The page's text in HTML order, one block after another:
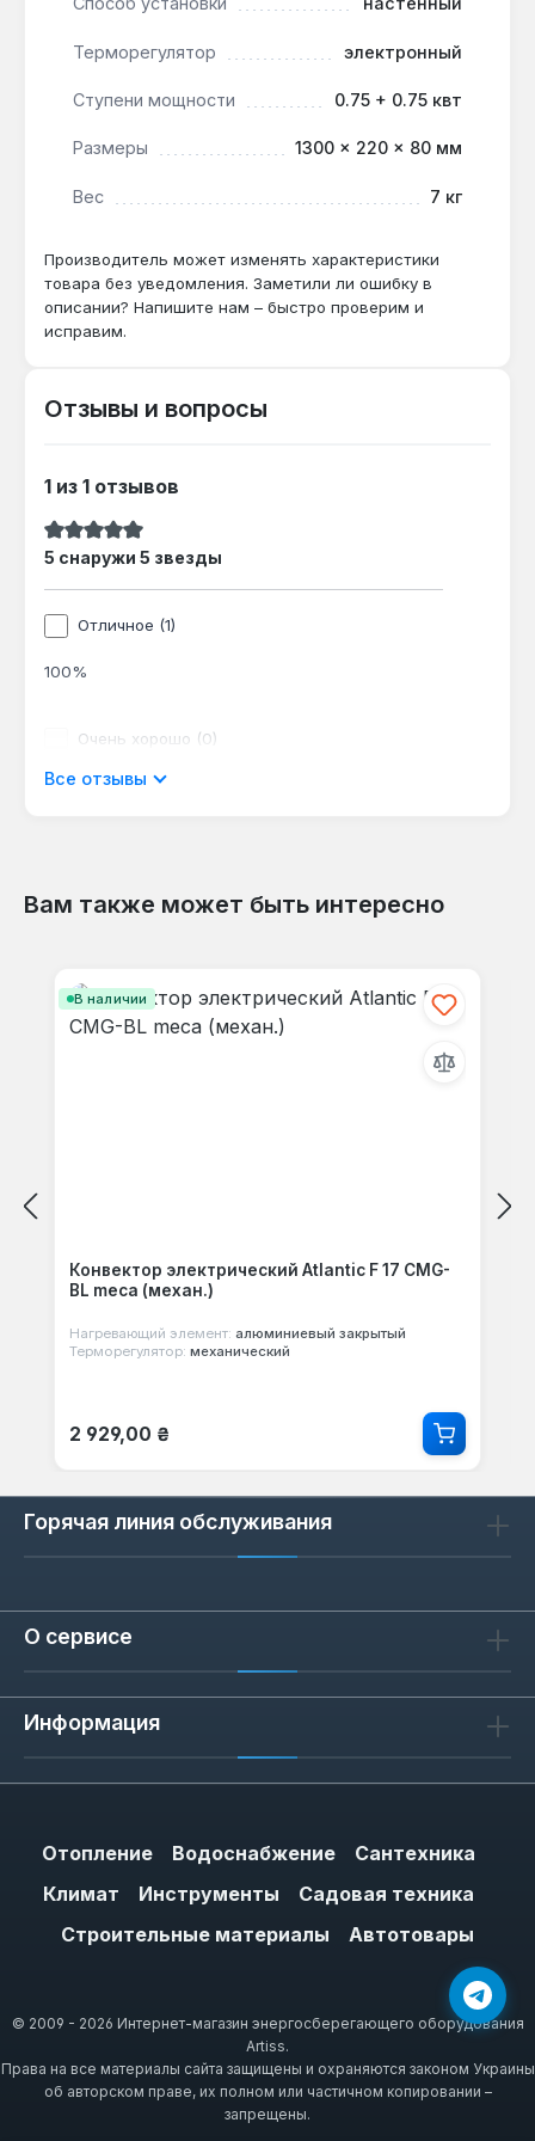
жилых комнат площадью до 15 м², а также для
гаражей. Производство — Франция. Гарантия 6
лет, доставка по Украине.
Да — мощность 1.5 кВт и площадь обогрева
15 м² рассчитаны на стандартную высоту
потолков до 2.7 м; для более высоких
ночь?
Да — II класс электрозащиты и корпус с
температурой до 60 °C позволяют
Терморегулятор электронный
Ступени мощности 0.75 + 0.75 квт
Размеры 1300 × 220 × 80 мм
Вес 7 кг
Производитель может изменять характеристики
товара без уведомления. Заметили ли ошибку в
описании? Напишите нам – быстро проверим и
исправим.
Отзывы и вопросы
1 из 1 отзывов
Средний рейтинг 5 из 5 звезд
5 снаружи 5 звезды
Отличное (1)
100%
Очень хорошо (0)
0%
0%
0%
Поделитесь своим опытом с другими
Отображать отзывы только на текущем
Сортировать по
25 июля 2016 г. 08:41
Якщо дозволяють кошти — беріть, бо
шикарний.
Все отзывы
Вам также может быть интересно
В наличии
Конвектор электрический Atlantic F 17 CMG-
BL meca (механ.)
Нагревающий элемент: алюминиевый закрытый
Терморегулятор: механический
Обычная цена:
2 929,00 ₴
Горячая линия обслуживания
О сервисе
Информация
Отопление Водоснабжение
Сантехника
Климат
Инструменты
Садовая техника
Строительные материалы
Автотовары
© 2009 - 2026 Интернет-магазин энергосберегающего оборудования
Artiss.
Права на все материалы сайта защищены и охраняются законом Украины
об авторском праве, их полном или частичном копировании –
запрещены.